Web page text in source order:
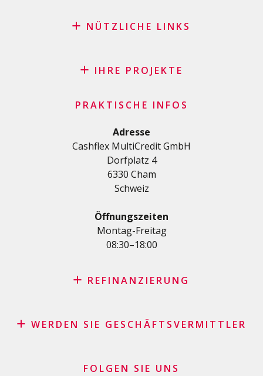
NÜTZLICHE LINKS
Antrag auf Patenschaft
Wichtige Checkliste
Datenschutzerklärung
IHRE PROJEKTE
Renovierungs/Baukredit
AutoKredit
Kredite für Ihre Ausbildung
Medizinische Kredit
Privatkredit für Selbstständige
KMU-Kredit
Kreditkartenantrag
PRAKTISCHE INFOS
Adresse
Cashflex MultiCredit GmbH
Dorfplatz 4
6330 Cham
Schweiz
Öffnungszeiten
Montag-Freitag
08:30–18:00
REFINANZIERUNG
Schweiz
Darlehenskonsolidierung
WERDEN SIE GESCHÄFTSVERMITTLER
Geschäftsvermittler Händler und Kaufleute
FOLGEN SIE UNS